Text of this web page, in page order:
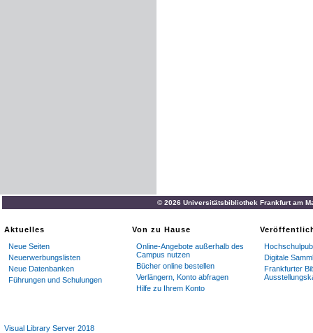
© 2026 Universitätsbibliothek Frankfurt am
Aktuelles
Neue Seiten
Neuerwerbungslisten
Neue Datenbanken
Führungen und Schulungen
Von zu Hause
Online-Angebote außerhalb des
Campus nutzen
Bücher online bestellen
Verlängern, Konto abfragen
Hilfe zu Ihrem Konto
Digitale
Frankfurter
Visual Library Server 2018